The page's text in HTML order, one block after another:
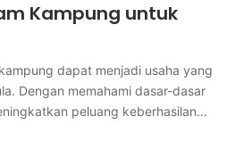
Kampung untuk
dapat menjadi usaha yang
Dengan memahami dasar-dasar
peluang keberhasilan…